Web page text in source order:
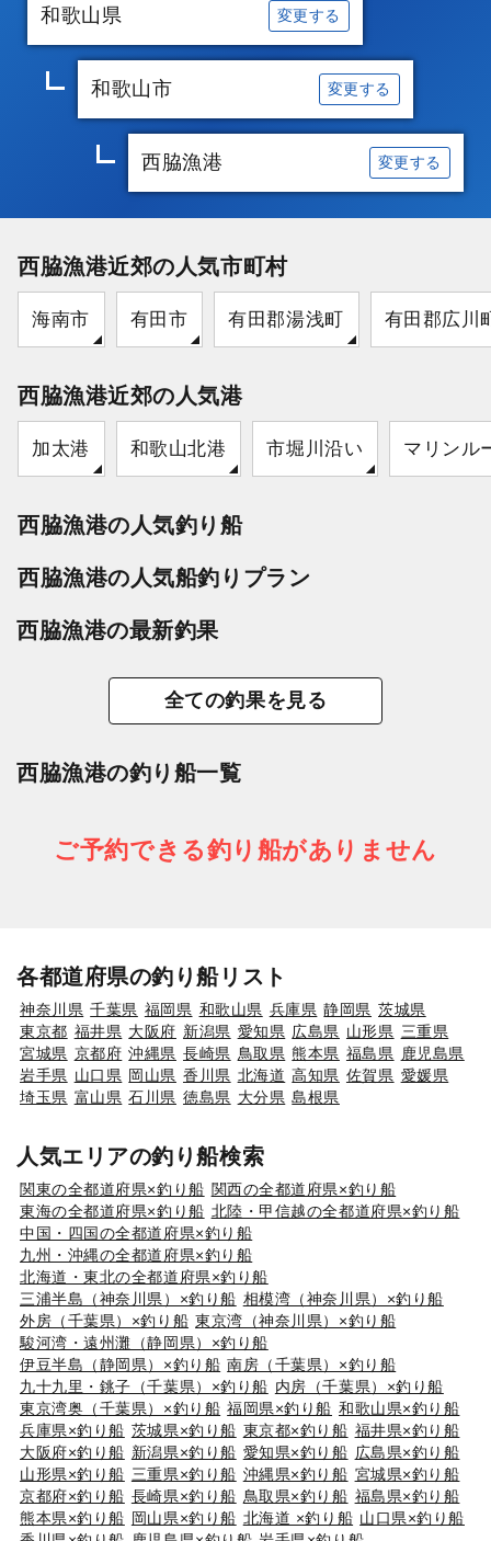
和歌山県 変更する
和歌山市 変更する
西脇漁港 変更する
西脇漁港近郊の人気市町村
海南市 有田市 有田郡湯浅町 有田郡広川
西脇漁港近郊の人気港
加太港 和歌山北港 市堀川沿い マリンル
西脇漁港の人気釣り船
西脇漁港の人気船釣りプラン
西脇漁港の最新釣果
全ての釣果を見る
西脇漁港の釣り船一覧
ご予約できる釣り船がありません
各都道府県の釣り船リスト
神奈川県 千葉県 福岡県 和歌山県 兵庫県 静岡県 茨城県
東京都 福井県 大阪府 新潟県 愛知県 広島県 山形県 三重県
宮城県 京都府 沖縄県 長崎県 鳥取県 熊本県 福島県
鹿児島県
岩手県 山口県 岡山県 香川県 北海道 高知県 佐賀県 愛媛県
埼玉県 富山県 石川県 徳島県 大分県 島根県
人気エリアの釣り船検索
関東の全都道府県×釣り船 関西の全都道府県×釣り船
東海の全都道府県×釣り船 北陸・甲信越の全都道府県×釣り船
中国・四国の全都道府県×釣り船
九州・沖縄の全都道府県×釣り船
北海道・東北の全都道府県×釣り船
三浦半島（神奈川県）×釣り船 相模湾（神奈川県）×釣り船
外房（千葉県）×釣り船 東京湾（神奈川県）×釣り船
駿河湾・遠州灘（静岡県）×釣り船
伊豆半島（静岡県）×釣り船 南房（千葉県）×釣り船
九十九里・銚子（千葉県）×釣り船 内房（千葉県）×釣り船
東京湾奥（千葉県）×釣り船 福岡県×釣り船 和歌山県×釣り船
兵庫県×釣り船 茨城県×釣り船 東京都×釣り船 福井県×釣り船
大阪府×釣り船 新潟県×釣り船 愛知県×釣り船 広島県×釣り船
山形県×釣り船 三重県×釣り船 沖縄県×釣り船 宮城県×釣り船
京都府×釣り船 長崎県×釣り船 鳥取県×釣り船 福島県×釣り船
熊本県×釣り船 岡山県×釣り船 北海道 ×釣り船 山口県×釣り船